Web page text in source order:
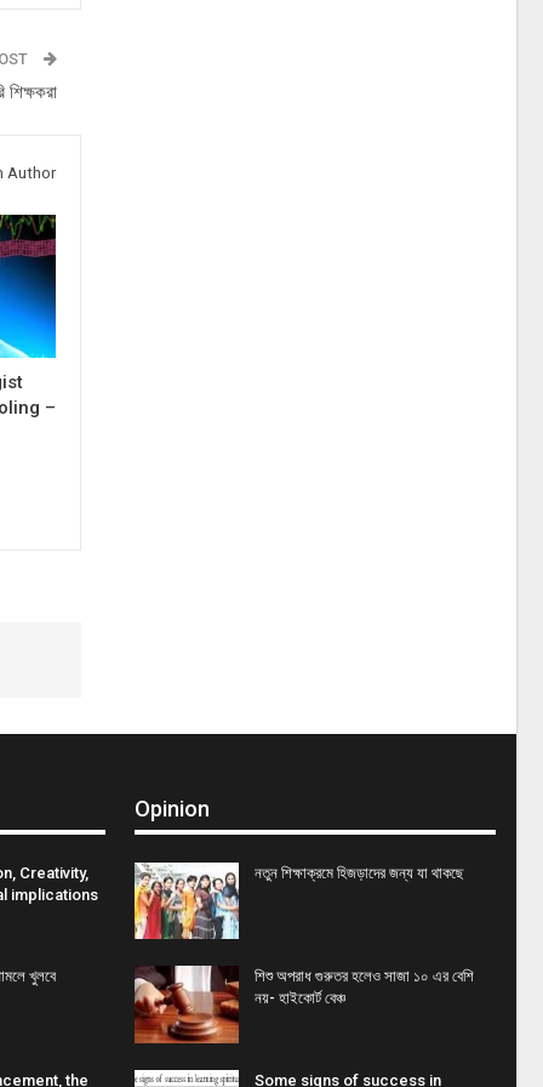
শিক্ষকরা
Author
–
Creativity,
implications
খুলবে
the
Opinion
নতুন শিক্ষাক্রমে হিজড়াদের জন্য যা থাকছে
শিশু অপরাধ গুরুতর হলেও সাজা ১০ এর বেশি
নয়- হাইকোর্ট বেঞ্চ
Some signs of success in